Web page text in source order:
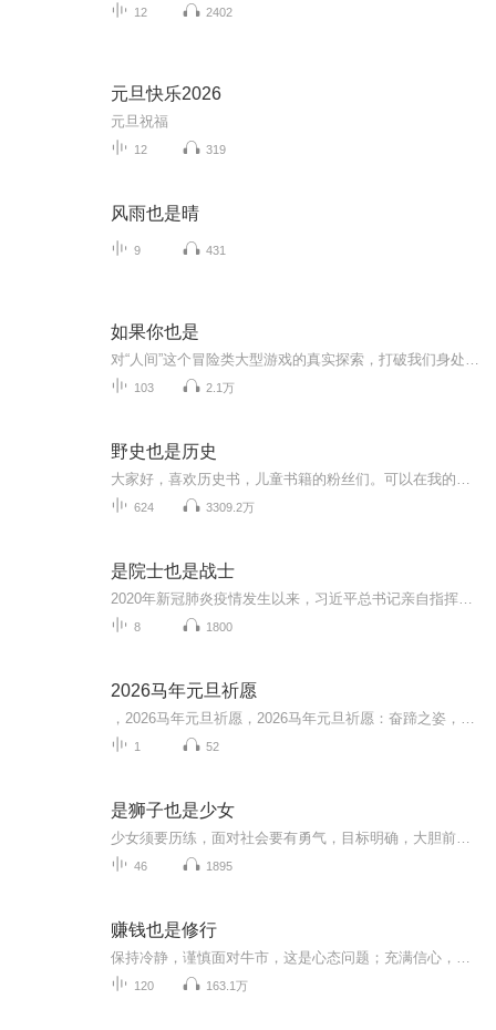
12 2402
元旦快乐2026
元旦祝福
12 319
风雨也是晴
9 431
如果你也是
103 2.1万
野史也是历史
624 3309.2万
是院士也是战士
8 1800
2026马年元旦祈愿
1 52
是狮子也是少女
46 1895
赚钱也是修行
120 163.1万